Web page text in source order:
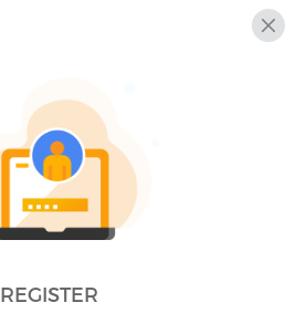
REGISTER